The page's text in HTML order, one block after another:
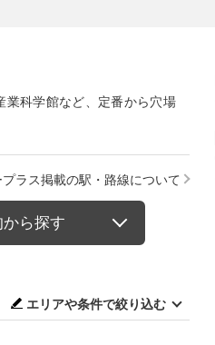
業科学館など、定番から穴場
ラス掲載の駅・路線について
から探す
エリアや条件で絞り込む